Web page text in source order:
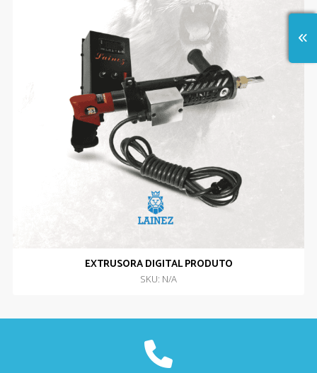
EXTRUSORA DIGITAL PRODUTO
SKU: N/A